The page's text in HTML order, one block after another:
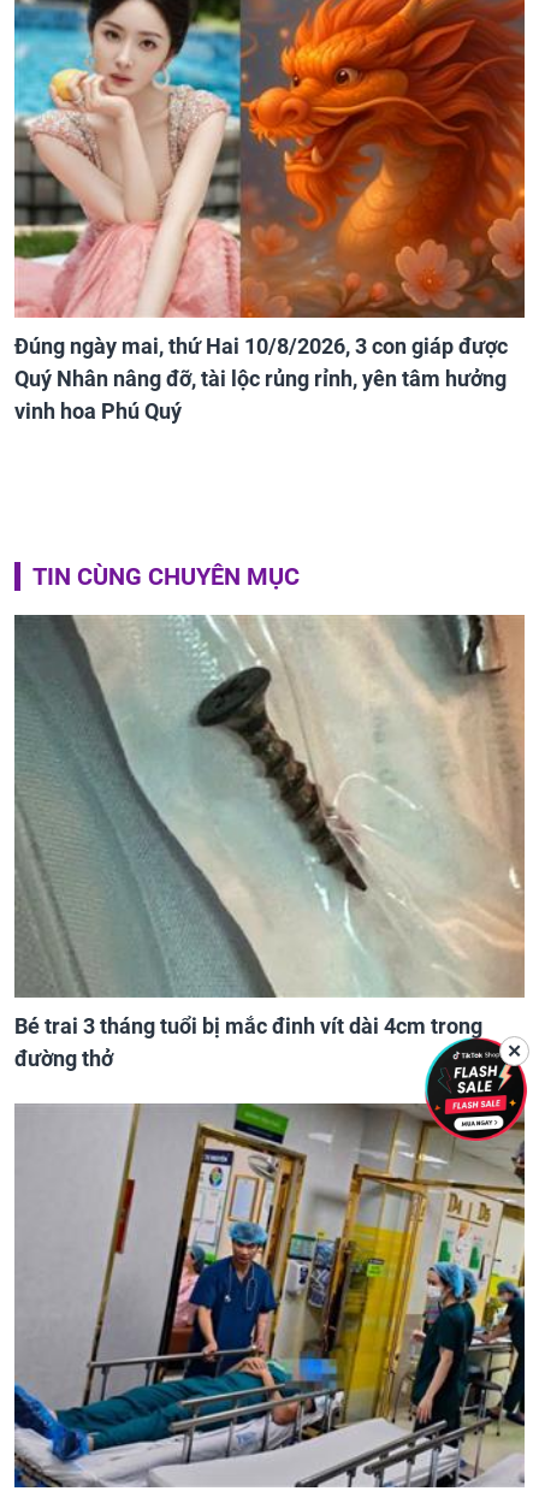
Đúng ngày mai, thứ Hai 10/8/2026, 3 con giáp được
Quý Nhân nâng đỡ, tài lộc rủng rỉnh, yên tâm hưởng
vinh hoa Phú Quý
TIN CÙNG CHUYÊN MỤC
Bé trai 3 tháng tuổi bị mắc đinh vít dài 4cm trong
đường thở
✕